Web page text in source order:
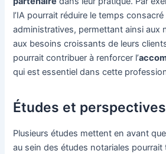
l’IA pourrait réduire le temps
administratives, permettant ainsi aux
aux besoins croissants de leurs
pourrait contribuer à renforcer l’
qui est essentiel dans cette
Études et perspectives
Plusieurs études mettent en avant que
au sein des études notariales pourrait